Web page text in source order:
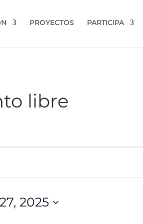
PROYECTOS PARTICIPA
libre
2025